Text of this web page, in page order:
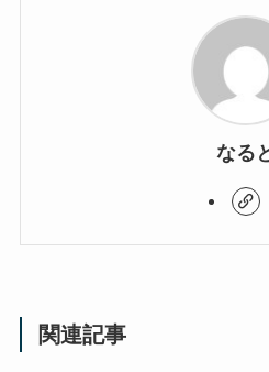
なる
関連記事